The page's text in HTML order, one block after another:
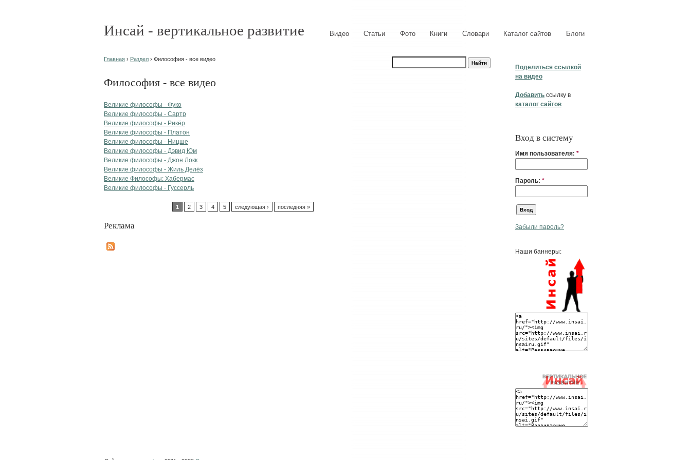
Инсай - вертикальное развитие Видео Статьи Фото Книги Словари Каталог сайтов Блоги
Поделиться ссылкой
на видео
Добавить ссылку в
каталог сайтов
Вход в систему
Имя пользователя: *
Пароль: *
Забыли пароль?
Наши баннеры:
Главная › Раздел › Философия - все видео
Философия - все видео
Великие философы - Фуко
Великие философы - Сартр
Великие философы - Рикёр
Великие философы - Платон
Великие философы - Ницше
Великие философы - Дэвид Юм
Великие философы - Джон Локк
Великие философы - Жиль Делёз
Великие Философы: Хабермас
Великие философы - Гуссерль
1 2 3 4 5 следующая › последняя »
Реклама